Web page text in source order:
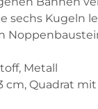
sechs Kugeln
Metall
cm, Quadrat mit